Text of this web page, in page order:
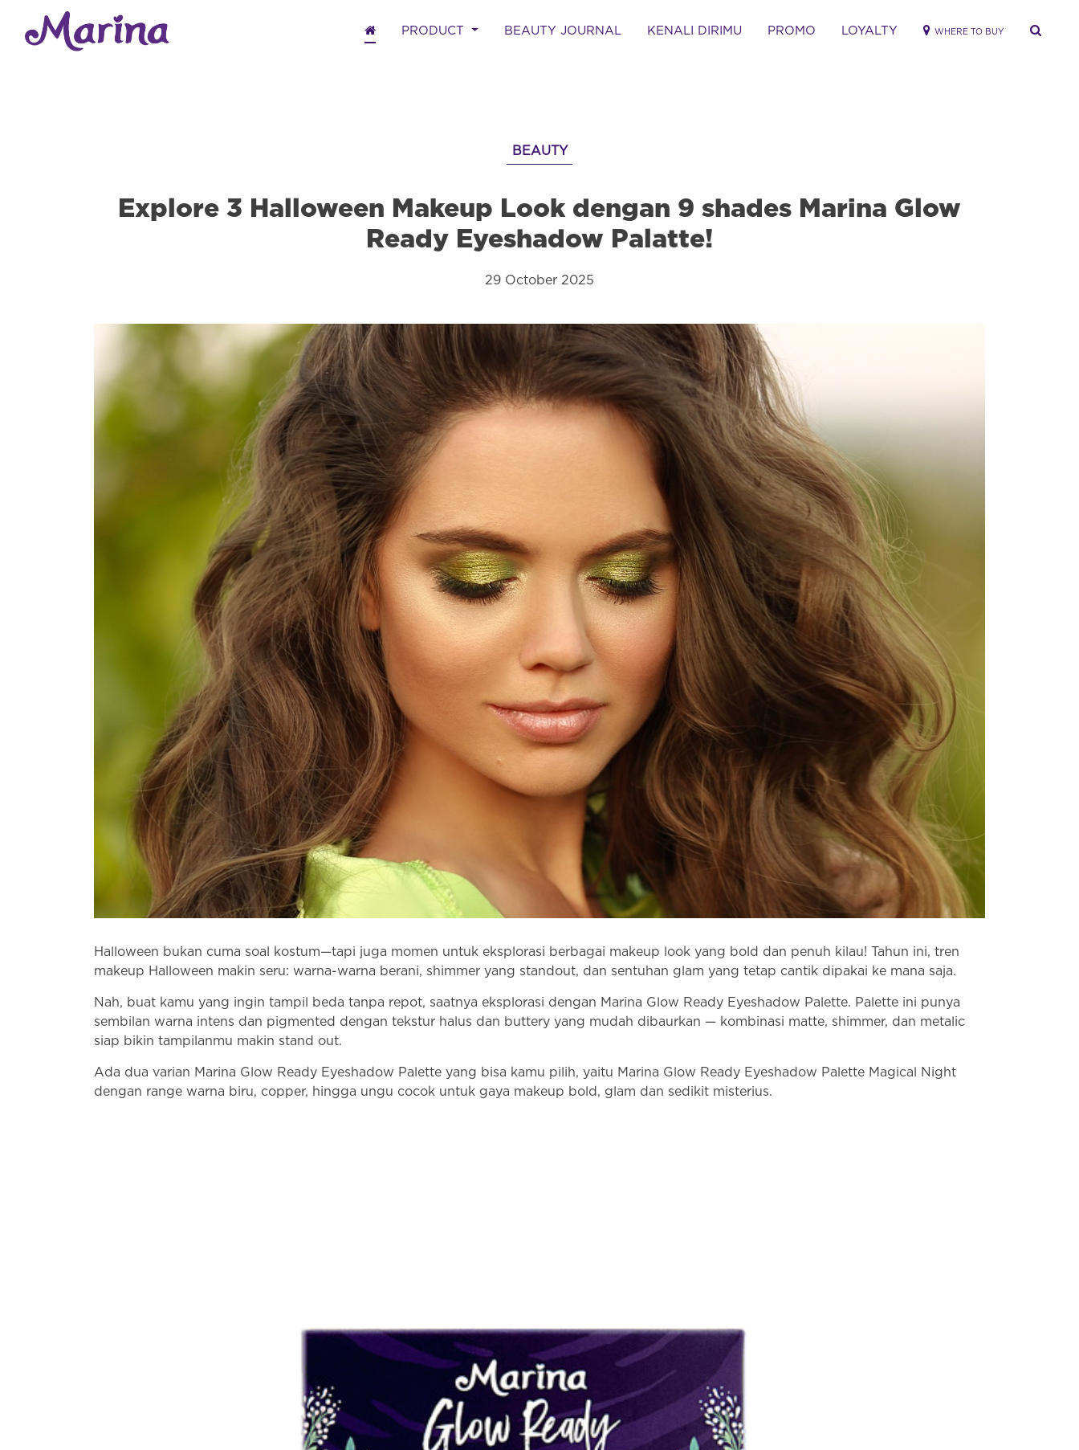
(CURRENT)
PRODUCT BEAUTY JOURNAL KENALI DIRIMU PROMO LOYALTY WHERE TO BUY
BEAUTY
Explore 3 Halloween Makeup Look dengan 9 shades Marina Glow
Ready Eyeshadow Palatte!
29 October 2025
Halloween bukan cuma soal kostum—tapi juga momen untuk eksplorasi berbagai makeup look yang bold dan penuh kilau! Tahun ini, tren
makeup Halloween makin seru: warna-warna berani, shimmer yang standout, dan sentuhan glam yang tetap cantik dipakai ke mana saja.
Nah, buat kamu yang ingin tampil beda tanpa repot, saatnya eksplorasi dengan Marina Glow Ready Eyeshadow Palette. Palette ini punya
sembilan warna intens dan pigmented dengan tekstur halus dan buttery yang mudah dibaurkan — kombinasi matte, shimmer, dan metalic
siap bikin tampilanmu makin stand out.
Ada dua varian Marina Glow Ready Eyeshadow Palette yang bisa kamu pilih, yaitu Marina Glow Ready Eyeshadow Palette Magical Night
dengan range warna biru, copper, hingga ungu cocok untuk gaya makeup bold, glam dan sedikit misterius.